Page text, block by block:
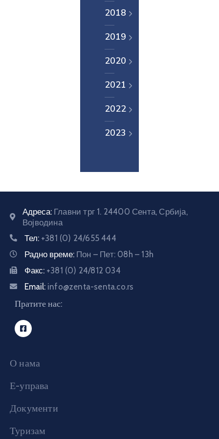
2018
2019
2020
2021
2022
2023
Адреса: Главни трг 1. 24400 Сента, Србија,
Војводина
Тел: +381 (0) 24/655 444
Радно време: Пон – Пет: 08h – 13h
Факс: +381 (0) 24/812 034
Email: info@zenta-senta.co.rs
Пратите нас:
О нама
Е-управа
Документи
Туризам